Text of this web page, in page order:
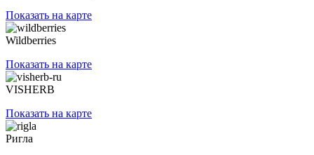
Показать на карте
Wildberries
Показать на карте
VISHERB
Показать на карте
Ригла